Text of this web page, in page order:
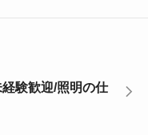
験歓迎/照明の仕